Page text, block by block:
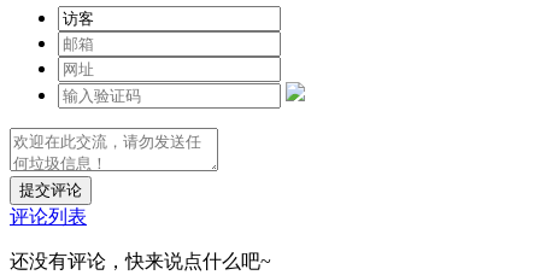
提交评论
评论列表
还没有评论，快来说点什么吧~